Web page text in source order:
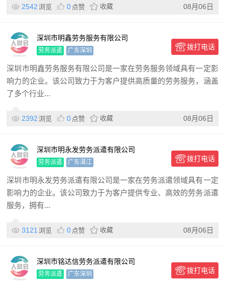
2542 浏览 0 点赞 收藏 08月06日
深圳市明鑫劳务服务有限公司
劳务派遣 广东深圳 拨打电话
深圳市明鑫劳务服务有限公司是一家在劳务服务领域具有一定影
响力的企业。该公司致力于为客户提供高质量的劳务服务，涵盖
了多个行业...
2392 浏览 0 点赞 收藏 08月06日
深圳市明永发劳务派遣有限公司
劳务派遣 广东湛江 拨打电话
深圳市明永发劳务派遣有限公司是一家在劳务派遣领域具有一定
影响力的企业。该公司致力于为客户提供专业、高效的劳务派遣
服务，拥有...
3121 浏览 0 点赞 收藏 08月06日
深圳市铭达信劳务派遣有限公司
劳务派遣 广东深圳 拨打电话